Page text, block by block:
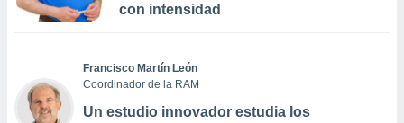
con intensidad
Francisco Martín León
Coordinador de la RAM
Un estudio innovador estudia los